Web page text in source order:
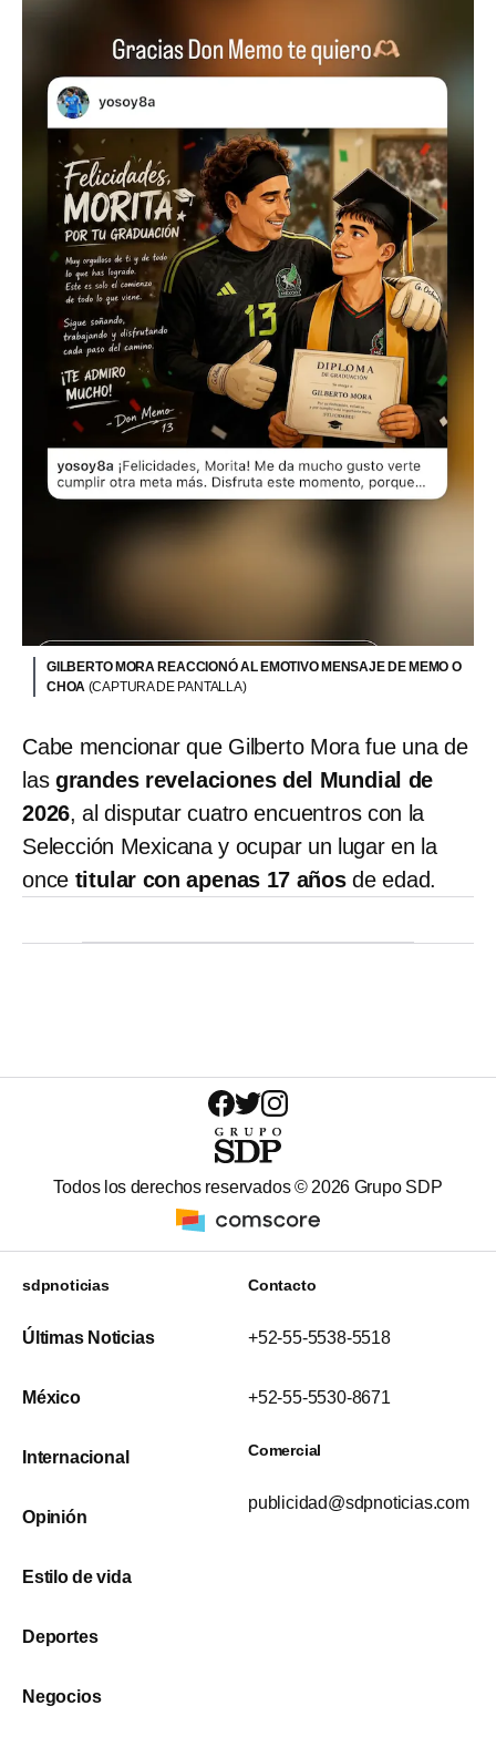
GILBERTO MORA REACCIONÓ AL EMOTIVO MENSAJE DE MEMO O
CHOA (CAPTURA DE PANTALLA)
Cabe mencionar que Gilberto Mora fue una de
las grandes revelaciones del Mundial de
2026, al disputar cuatro encuentros con la
Selección Mexicana y ocupar un lugar en la
once titular con apenas 17 añosde edad.
Todos los derechos reservados © 2026 Grupo SDP
sdpnoticias
Últimas Noticias
México
Internacional
Opinión
Estilo de vida
Deportes
Negocios
Contacto
+52-55-5538-5518
+52-55-5530-8671
Comercial
publicidad@sdpnoticias.com